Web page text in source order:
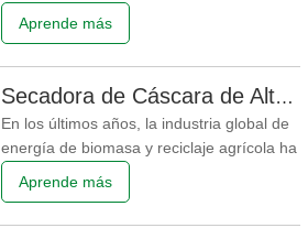
de recuperación de recursos de estiércol
de pollo Recientemente, un grupo de
fábrica para realizar una inspección in situ
peletización de
Aprende más
Secadora de Cáscara de Alta Eficiencia: Tendencias del Mercado y Guía Técnica
En los últimos años, la industria global de
energía de biomasa y reciclaje agrícola ha
experimentado una rápida expansión.
Como equipo clave de procesamiento
Aprende más